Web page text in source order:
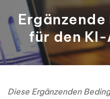
für den
Diese Ergänzenden